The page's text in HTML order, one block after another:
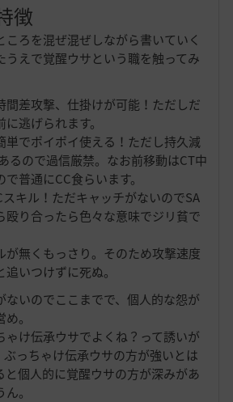
徴
ころを混ぜ混ぜしながら書いていく
うえで覚醒ウサという職を触ってみ
間差攻撃、仕掛けが可能！ただしだ
逃げられます。
単でポイポイ使える！ただし持久減
るので過信厳禁。なお前移動はCT中
普通にCC食らいます。
スキル！ただキャッチがないのでSA
殴り合ったら色々な意味でジリ貧で
が無くもっさり。そのため攻撃速度
いつけずに死ぬ。
ないのでここまでで、個人的な怨が
。
ゃけ伝承ウサでよくね？って誘いが
ぶっちゃけ伝承ウサの方が強いとは
と個人的に覚醒ウサの方が深みがあ
。